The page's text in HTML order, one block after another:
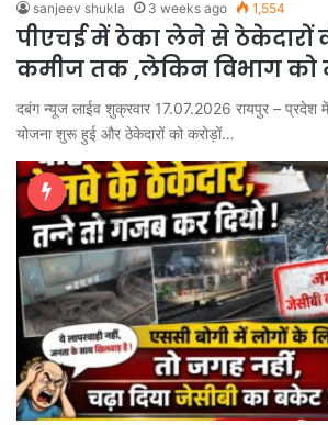
sanjeev shukla 3 weeks ago 1,554
पीएचई में ठेका लेने से ठेकेदारों
कमीज तक ,लेकिन विभाग को
दबंग न्यूज लाईव शुक्रवार 17.07.2026 रायपुर –
योजना शुरू हुई और ठेकेदारों को करोड़ों…